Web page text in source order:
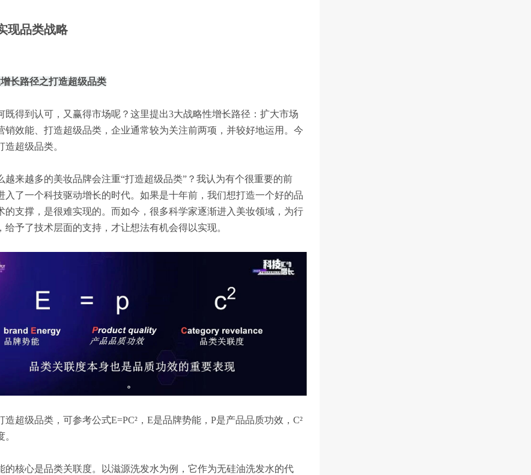
现品类战略
长路径之打造超级品类
既得到认可，又赢得市场呢？这里提出3大战略性增长路径：扩大市场
销效能、打造超级品类，企业通常较为关注前两项，并较好地运用。今
造超级品类。
越来越多的美妆品牌会注重“打造超级品类”？我认为有个很重要的前
入了一个科技驱动增长的时代。如果是十年前，我们想打造一个好的品
的支撑，是很难实现的。而如今，很多科学家逐渐进入美妆领域，为行
给予了技术层面的支持，才让想法有机会得以实现。
造超级品类，可参考公式E=PC²，E是品牌势能，P是产品品质功效，C²
的核心是品类关联度。以滋源洗发水为例，它作为无硅油洗发水的代